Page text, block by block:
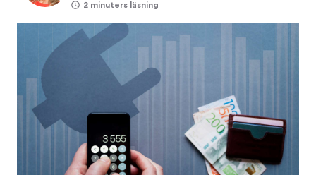
2 minuters läsning